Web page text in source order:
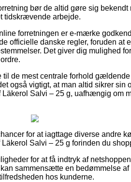
bør de altid gøre sig bekendt
tidskrævende arbejde.
forretningen er e-mærke
officielle danske regler, foruden at
Det giver dig mulighed
de mest centrale forhold
også vigtigt, at man altid sikrer sin
Salvi – 25 g, uafhængig om
for at iagttage diverse andre
Salvi – 25 g forinden du
for at få indtryk af
sammensætte en bedømmelse
hos kunderne.